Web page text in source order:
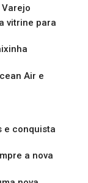
vitrine para
Air e
e conquista
a nova